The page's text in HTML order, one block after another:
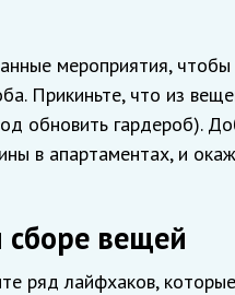
мероприятия,
Прикиньте, что из
обновить гардероб).
в апартаментах, и
сборе вещей
ряд лайфхаков,